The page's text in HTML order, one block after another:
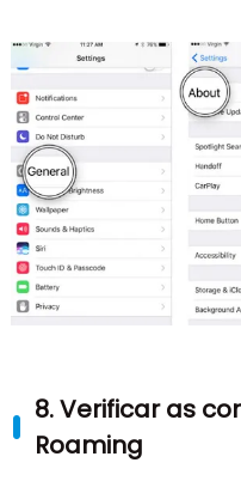
8. Verificar as
Roaming